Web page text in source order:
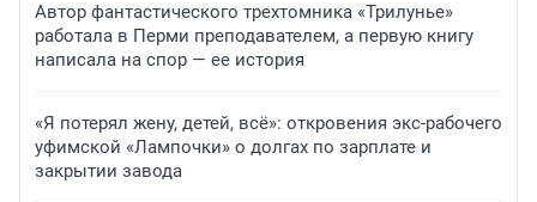
Автор фантастического трехтомника «Трилунье»
работала в Перми преподавателем, а первую книгу
написала на спор — ее история
«Я потерял жену, детей, всё»: откровения экс-рабочего
уфимской «Лампочки» о долгах по зарплате и
закрытии завода